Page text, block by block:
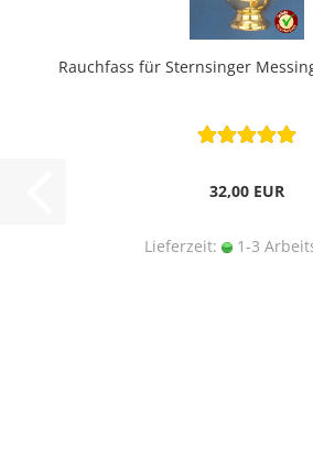
Rauchfass für Sternsinger
32,00 EUR
Lieferzeit: 1-3